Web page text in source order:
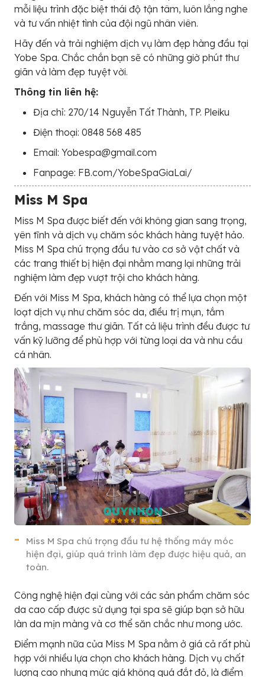
mỗi liệu trình đặc biệt thái độ tận tâm, luôn lắng nghe
và tư vấn nhiệt tình của đội ngũ nhân viên.
Hãy đến và trải nghiệm dịch vụ làm đẹp hàng đầu tại
Yobe Spa. Chắc chắn bạn sẽ có những giờ phút thư
giãn và làm đẹp tuyệt vời.
Thông tin liên hệ:
Địa chỉ: 270/14 Nguyễn Tất Thành, TP. Pleiku
Điện thoại: 0848 568 485
Email: Yobespa@gmail.com
Fanpage: FB.com/YobeSpaGiaLai/
Miss M Spa
Miss M Spa được biết đến với không gian sang trọng,
yên tĩnh và dịch vụ chăm sóc khách hàng tuyệt hảo.
Miss M Spa chú trọng đầu tư vào cơ sở vật chất và
các trang thiết bị hiện đại nhằm mang lại những trải
nghiệm làm đẹp vượt trội cho khách hàng.
Đến với Miss M Spa, khách hàng có thể lựa chọn một
loạt dịch vụ như chăm sóc da, điều trị mụn, tắm
trắng, massage thư giãn. Tất cả liệu trình đều được tư
vấn kỹ lưỡng để phù hợp với từng loại da và nhu cầu
cá nhân.
Miss M Spa chú trọng đầu tư hệ thống máy móc
hiện đại, giúp quá trình làm đẹp được hiệu quả, an
toàn.
Công nghệ hiện đại cùng với các sản phẩm chăm sóc
da cao cấp được sử dụng tại spa sẽ giúp bạn sở hữu
làn da mịn màng và cơ thể săn chắc như mong ước.
Điểm mạnh nữa của Miss M Spa nằm ở giá cả rất phù
hợp với nhiều lựa chọn cho khách hàng. Dịch vụ chất
lượng cao nhưng mức giá không quá đắt đỏ, là điểm